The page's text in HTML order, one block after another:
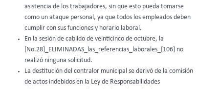
asistencia de los trabajadores, sin que esto pueda tomarse
como un ataque personal, ya que todos los empleados deben
cumplir con sus funciones y horario laboral.
En la sesión de cabildo de veinticinco de octubre, la
[No.28]_ELIMINADAS_las_referencias_laborales_[106] no
realizó ninguna solicitud.
La destitución del contralor municipal se derivó de la comisión
de actos indebidos en la Ley de Responsabilidades